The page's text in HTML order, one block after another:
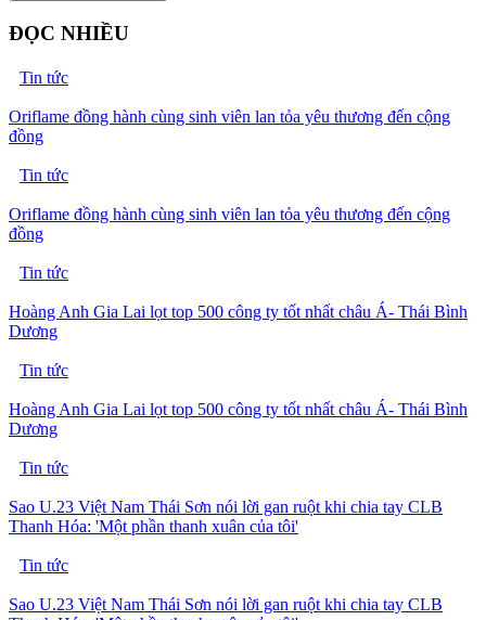
ĐỌC NHIỀU
Tin tức
Oriflame đồng hành cùng sinh viên lan tỏa yêu thương đến cộng
đồng
Tin tức
Oriflame đồng hành cùng sinh viên lan tỏa yêu thương đến cộng
đồng
Tin tức
Hoàng Anh Gia Lai lọt top 500 công ty tốt nhất châu Á- Thái Bình
Dương
Tin tức
Hoàng Anh Gia Lai lọt top 500 công ty tốt nhất châu Á- Thái Bình
Dương
Tin tức
Sao U.23 Việt Nam Thái Sơn nói lời gan ruột khi chia tay CLB
Thanh Hóa: 'Một phần thanh xuân của tôi'
Tin tức
Sao U.23 Việt Nam Thái Sơn nói lời gan ruột khi chia tay CLB